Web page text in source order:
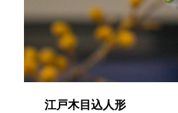
江戸木目込人形